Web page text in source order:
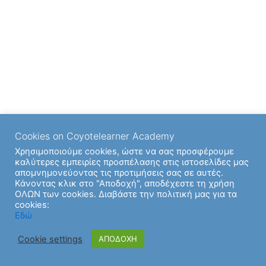
Cookies on Coyotelearner Academy
Χρησιμοποιούμε cookies, ώστε να σας προσφέρουμε
καλύτερες εμπειρίες προσπέλασης στις ιστοσελίδες μας
απομνημονεύοντας τις προτιμήσεις σας σε αυτές.
Κάνοντας κλικ στο "Αποδοχή", αποδέχεστε τη χρήση
ΟΛΩΝ των cookies. Διαβάστε την πολιτική μας για τα
cookies:
Εδώ
Cookie settings ΑΠΟΔΟΧΗ